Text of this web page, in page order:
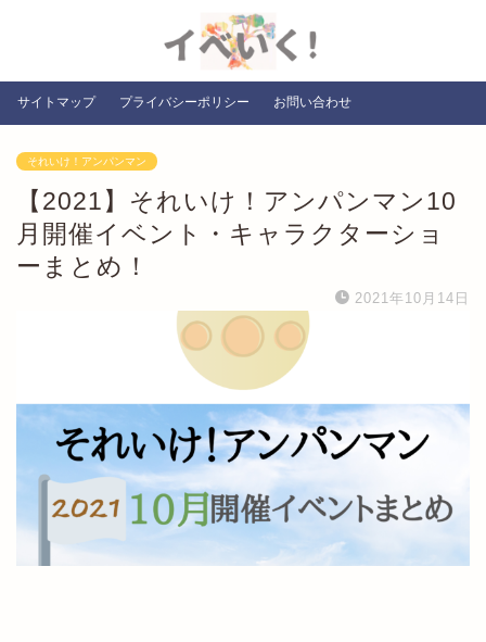
サイトマップ プライバシーポリシー お問い合わせ
それいけ！アンパンマン
【2021】それいけ！アンパンマン10
月開催イベント・キャラクターショ
ーまとめ！
2021年10月14日